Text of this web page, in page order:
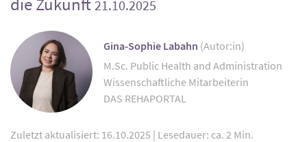
21.10.2025
Gina-Sophie Labahn (Autor:in)
M.Sc. Public Health and Administration
Wissenschaftliche Mitarbeiterin
DAS REHAPORTAL
Zuletzt aktualisiert: 16.10.2025 | Lesedauer: ca. 2 Min.